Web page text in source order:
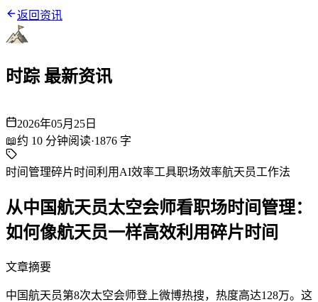
返回资讯
时踪 最新资讯
2026年05月25日
📖约 10 分钟阅读·1876 字
时间管理碎片时间利用 AI效率工具职场效率航天员工作法
从中国航天员太空会师看职场时间管理：
如何像航天员一样高效利用碎片时间
文章摘要
中国航天员第8次太空会师登上微博热搜，热度高达128万。这